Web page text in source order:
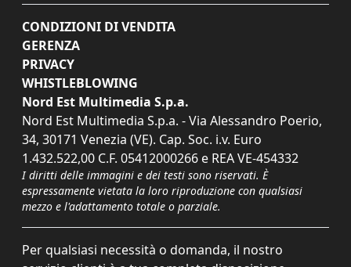
CONDIZIONI DI VENDITA
GERENZA
PRIVACY
WHISTLEBLOWING
Nord Est Multimedia S.p.a.
Nord Est Multimedia S.p.a. - Via Alessandro Poerio,
34, 30171 Venezia (VE). Cap. Soc. i.v. Euro
1.432.522,00 C.F. 05412000266 e REA VE-454332
I diritti delle immagini e dei testi sono riservati. È
espressamente vietata la loro riproduzione con qualsiasi
mezzo e l'adattamento totale o parziale.
Per qualsiasi necessità o domanda, il nostro